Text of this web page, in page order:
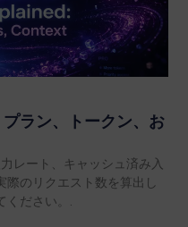
ラン、トークン、お
レート、キャッシュ済み入
のリクエスト数を算出し
ださい。.